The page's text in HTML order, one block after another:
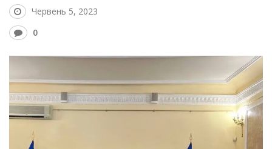
Червень 5, 2023
0